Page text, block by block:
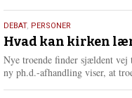
e
r
e
25.
juli
2026
DEBAT, PERSONER
Hvad kan kirken
Nye troende finder sjældent vej
ny ph.d.-afhandling viser, at